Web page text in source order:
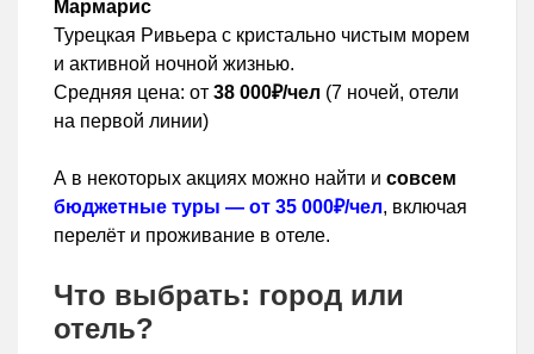
Мармарис
Турецкая Ривьера с кристально чистым морем
и активной ночной жизнью.
Средняя цена: от 38 000₽/чел (7 ночей, отели
на первой линии)
А в некоторых акциях можно найти и совсем
бюджетные туры — от 35 000₽/чел, включая
перелёт и проживание в отеле.
Что выбрать: город или
отель?